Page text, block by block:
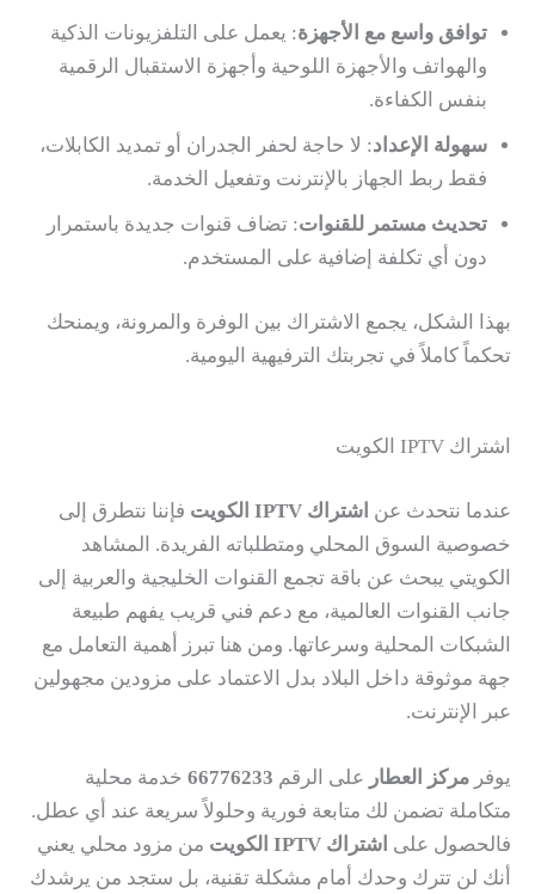
توافق واسع مع الأجهزة : يعمل على التلفزيونات الذكية
والهواتف والأجهزة اللوحية وأجهزة الاستقبال الرقمية
بنفس الكفاءة.
سهولة الإعداد : لا حاجة لحفر الجدران أو تمديد الكابلات،
فقط ربط الجهاز بالإنترنت وتفعيل الخدمة.
تحديث مستمر للقنوات: تضاف قنوات جديدة باستمرار
دون أي تكلفة إضافية على المستخدم.
بهذا الشكل، يجمع الاشتراك بين الوفرة والمرونة، ويمنحك
تحكماً كاملاً في تجربتك الترفيهية اليومية.
اشتراك IPTV الكويت
عندما نتحدث عناشتراك IPTV الكويت
فإننا نتطرق إلى
خصوصية السوق المحلي ومتطلباته الفريدة. المشاهد
الكويتي يبحث عن باقة تجمع القنوات الخليجية والعربية إلى
جانب القنوات العالمية، مع دعم فني قريب يفهم طبيعة
الشبكات المحلية وسرعاتها. ومن هنا تبرز أهمية التعامل مع
جهة موثوقة داخل البلاد بدل الاعتماد على مزودين مجهولين
عبر الإنترنت.
يوفر مركز العطارعلى الرقم66776233خدمة محلية
متكاملة تضمن لك متابعة فورية وحلولاً سريعة عند أي عطل.
فالحصول على اشتراك IPTV الكويت
من مزود محلي يعني
أنك لن تترك وحدك أمام مشكلة تقنية، بل ستجد من يرشدك